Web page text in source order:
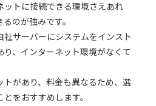
ットに接続できる環境さえあれ
のが強みです。
社サーバーにシステムをインスト
、インターネット環境がなくて
があり、料金も異なるため、選
をおすすめします。